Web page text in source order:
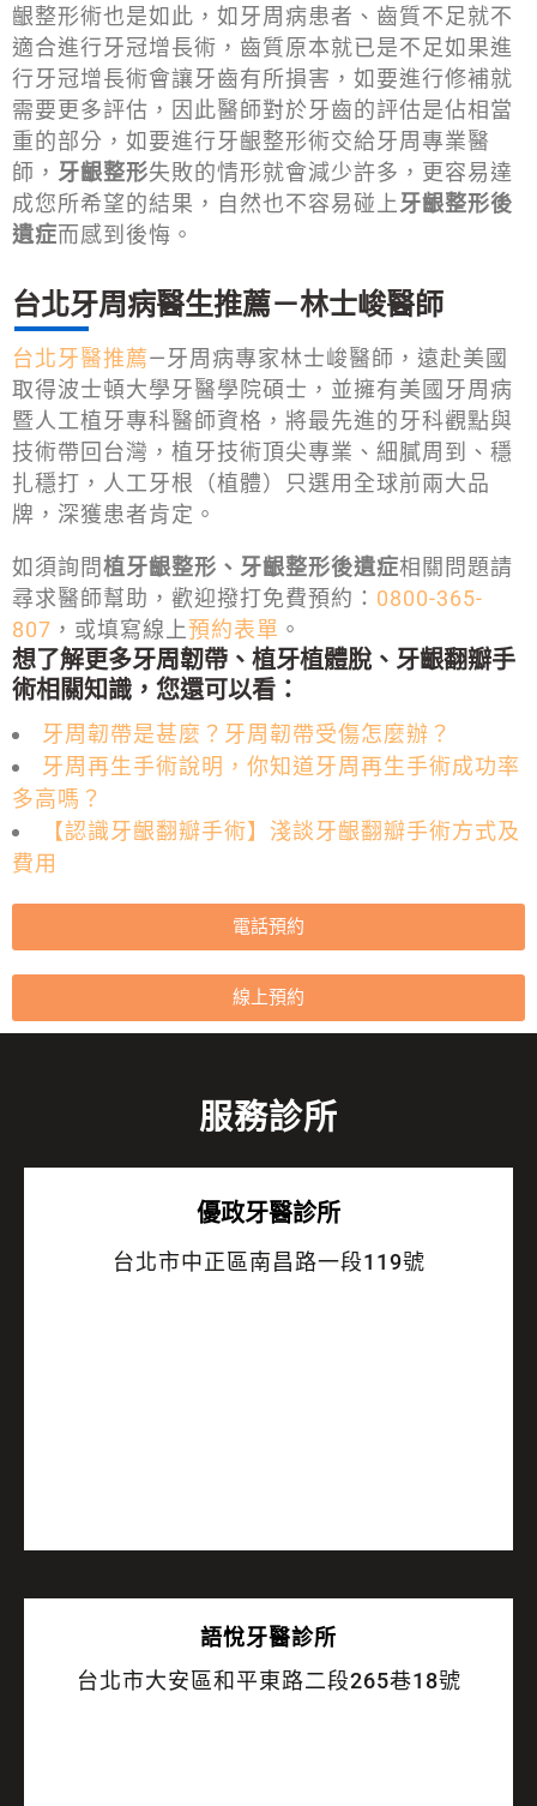
齦整形術也是如此，如牙周病患者、齒質不足就不
適合進行牙冠增長術，齒質原本就已是不足如果進
行牙冠增長術會讓牙齒有所損害，如要進行修補就
需要更多評估，因此醫師對於牙齒的評估是佔相當
重的部分，如要進行牙齦整形術交給牙周專業醫
師， 牙齦整形失敗的情形就會減少許多，更容易達
成您所希望的結果，自然也不容易碰上牙齦整形後
遺症而感到後悔。
台北牙周病醫生推薦－林士峻醫師
台北牙醫推薦—牙周病專家林士峻醫師，遠赴美國
取得波士頓大學牙醫學院碩士，並擁有美國牙周病
暨人工植牙專科醫師資格，將最先進的牙科觀點與
技術帶回台灣，植牙技術頂尖專業、細膩周到、穩
扎穩打，人工牙根（植體）只選用全球前兩大品
牌，深獲患者肯定。
如須詢問植牙齦整形、牙齦整形後遺症相關問題請
尋求醫師幫助，歡迎撥打免費預約： 0800-365-
807 ，或填寫線上預約表單 。
想了解更多牙周韌帶、植牙植體脫、牙齦翻瓣手
術相關知識，您還可以看：
牙周韌帶是甚麼？牙周韌帶受傷怎麼辦？
牙周再生手術說明，你知道牙周再生手術成功率
多高嗎？
【認識牙齦翻瓣手術】淺談牙齦翻瓣手術方式及
費用
電話預約
線上預約
服務診所
優政牙醫診所
台北市中正區南昌路一段119號
語悅牙醫診所
台北市大安區和平東路二段265巷18號